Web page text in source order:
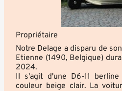
Propriétaire
Notre Delage a disparu de
Etienne (1490, Belgique)
2024.
Il s'agit d'une D6-11
couleur beige clair. La